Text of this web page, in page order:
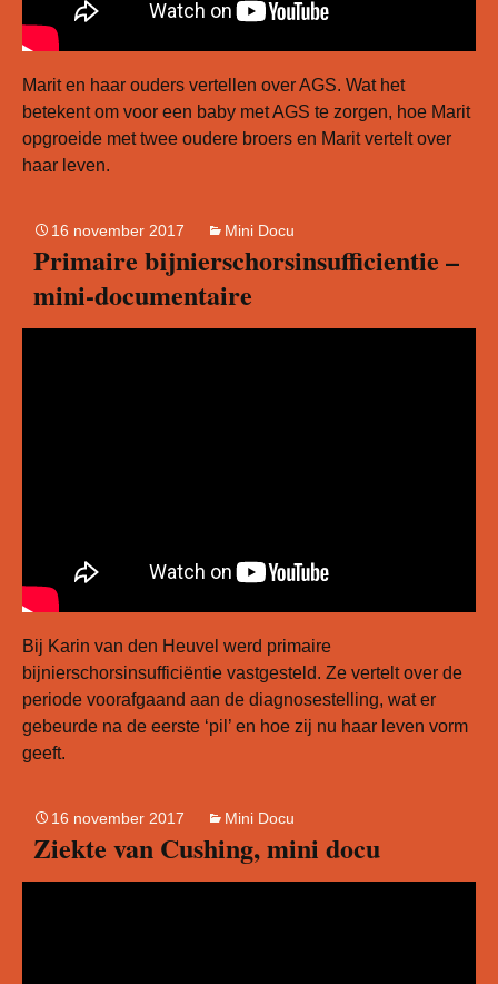
Marit en haar ouders vertellen over AGS. Wat het
betekent om voor een baby met AGS te zorgen, hoe Marit
opgroeide met twee oudere broers en Marit vertelt over
haar leven.
16 november 2017 Mini Docu
Primaire bijnierschorsinsufficientie –
mini-documentaire
Bij Karin van den Heuvel werd primaire
bijnierschorsinsufficiëntie vastgesteld. Ze vertelt over de
periode voorafgaand aan de diagnosestelling, wat er
gebeurde na de eerste ‘pil’ en hoe zij nu haar leven vorm
geeft.
16 november 2017 Mini Docu
Ziekte van Cushing, mini docu